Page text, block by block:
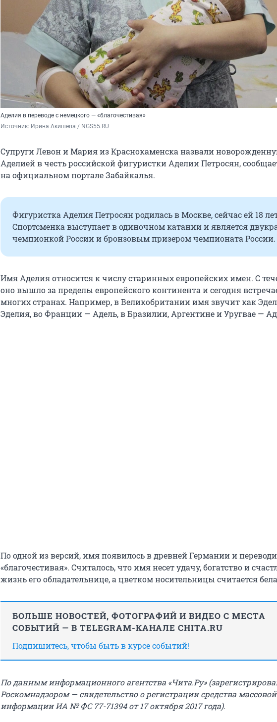
Аделия в переводе с немецкого — «благочестивая»
Источник: Ирина Акишева / NGS55.RU
Супруги Левон и Мария из Краснокаменска назвали
Аделией в честь российской фигуристки Аделии Петросян,
на официальном портале Забайкалья.
Фигуристка Аделия Петросян родилась в Москве, сейчас ей 18
Спортсменка выступает в одиночном катании и является
чемпионкой России и бронзовым призером чемпионата России.
Имя Аделия относится к числу старинных европейских имен. С
оно вышло за пределы европейского континента и сегодня
многих странах. Например, в Великобритании имя звучит как
Эделия, во Франции — Адель, в Бразилии, Аргентине и Уругвае —
По одной из версий, имя появилось в древней Германии и
«благочестивая». Считалось, что имя несет удачу, богатство и
жизнь его обладательнице, а цветком носительницы считается
БОЛЬШЕ НОВОСТЕЙ, ФОТОГРАФИЙ И ВИДЕО С МЕСТА
СОБЫТИЙ — В TELEGRAM-КАНАЛЕ CHITA.RU
Подпишитесь, чтобы быть в курсе событий!
По данным информационного агентства «Чита.Ру»
Роскомнадзором — свидетельство о регистрации средства массовой
информации ИА № ФС 77-71394 от 17 октября 2017 года).